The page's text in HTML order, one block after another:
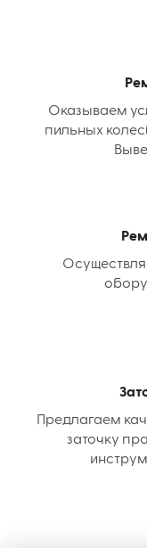
Оказываем
пильных
Предлагаем
заточку